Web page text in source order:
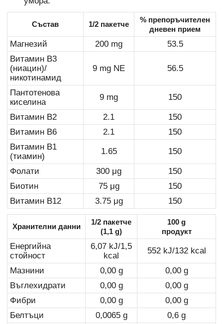
Състав 1/2 пакетче
% препоръчителен
дневен прием
Магнезий 200 mg
53.5
Витамин B3
(ниацин)/
никотинамид
9 mg NE 56.5
Пантотенова
киселина
9 mg 150
Витамин B2 2.1
150
Витамин B6
2.1
150
Витамин B1
(тиамин)
1.65 150
Фолати 300 μg
150
Биотин
75 μg
150
Витамин B12
3.75 μg 150
Хранителни данни
1/2 пакетче
(1,1 g)
100 g
продукт
Енергийна
стойност
6,07 kJ/1,5
kcal
552 kJ/132 kcal
Мазнини 0,00 g
0,00 g
Въглехидрати
0,00 g
0,00 g
Фибри
0,00 g
0,00 g
Белтъци
0,0065 g
0,6 g